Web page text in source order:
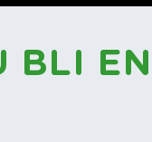
BLI